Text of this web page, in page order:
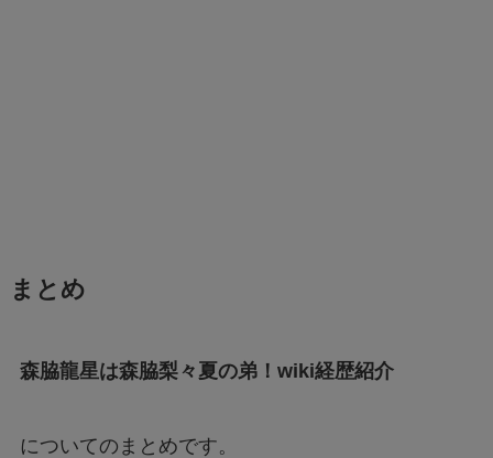
まとめ
森脇龍星は森脇梨々夏の弟！wiki経歴紹介
についてのまとめです。